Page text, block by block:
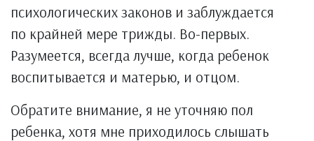
психологических законов и заблуждается
по крайней мере трижды. Во-первых.
Разумеется, всегда лучше, когда ребенок
воспитывается и матерью, и отцом.
Обратите внимание, я не уточняю пол
ребенка, хотя мне приходилось слышать